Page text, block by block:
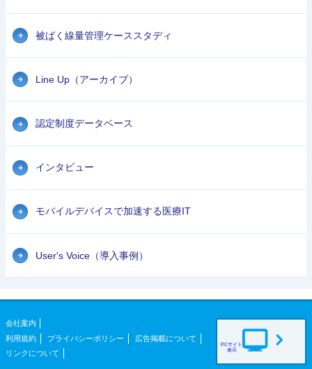
被ばく線量管理ケーススタディ
Line Up（アーカイブ）
認定制度データベース
インタビュー
モバイルデバイスで加速する医療IT
User's Voice（導入事例）
会社案内
利用規約
プライバシーポリシー
広告掲載について
リンクについて
PCサイト
表示